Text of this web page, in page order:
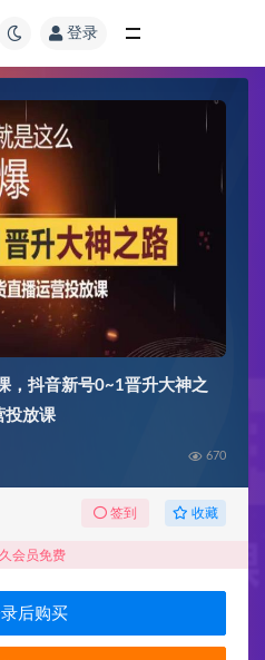
登录
，抖音新号0~1晋升大神之
投放课
670
签到 收藏
会员免费
后购买